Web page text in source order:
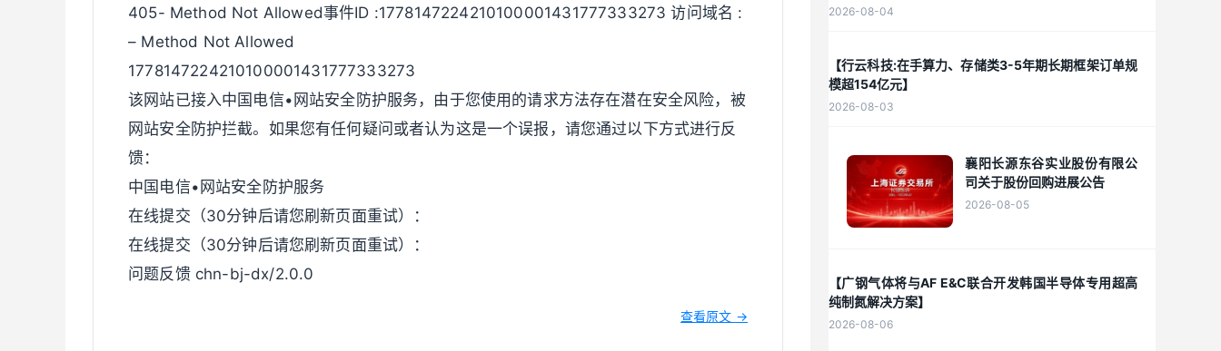
405- Method Not Allowed事件ID :1778147224210100001431777333273 访问域名 :
– Method Not Allowed
1778147224210100001431777333273
该网站已接入中国电信•网站安全防护服务，由于您使用的请求方法存在潜在安全风险，被
网站安全防护拦截。如果您有任何疑问或者认为这是一个误报，请您通过以下方式进行反
馈：
中国电信•网站安全防护服务
在线提交（30分钟后请您刷新页面重试）：
在线提交（30分钟后请您刷新页面重试）：
问题反馈 chn-bj-dx/2.0.0
查看原文 →
2026-08-04
【行云科技:在手算力、存储类3-5年期长期框架订单规
模超154亿元】
2026-08-03
襄阳长源东谷实业股份有限公
司关于股份回购进展公告
2026-08-05
【广钢气体将与AF E&C联合开发韩国半导体专用超高
纯制氮解决方案】
2026-08-06